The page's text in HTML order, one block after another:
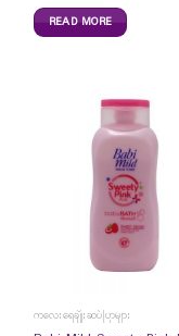
READ MORE
ကလေးရေချိုးဆပ်ပြာများ